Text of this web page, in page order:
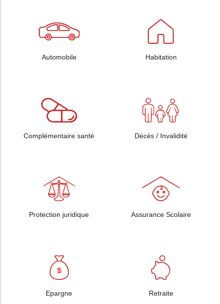
Automobile Habitation
Complémentaire santé Décès / Invalidité
Protection juridique Assurance Scolaire
Epargne Retraite